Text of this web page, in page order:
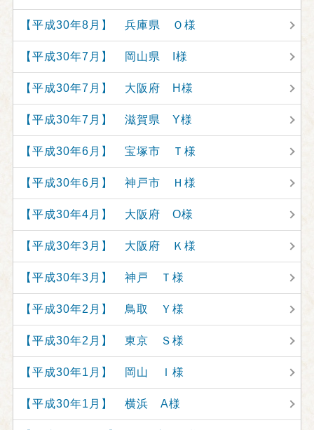
【平成30年8月】 兵庫県 Ｏ様
【平成30年7月】 岡山県 I様
【平成30年7月】 大阪府 H様
【平成30年7月】 滋賀県 Y様
【平成30年6月】 宝塚市 Ｔ様
【平成30年6月】 神戸市 Ｈ様
【平成30年4月】 大阪府 O様
【平成30年3月】 大阪府 Ｋ様
【平成30年3月】 神戸 Ｔ様
【平成30年2月】 鳥取 Ｙ様
【平成30年2月】 東京 Ｓ様
【平成30年1月】 岡山 Ｉ様
【平成30年1月】 横浜 A様